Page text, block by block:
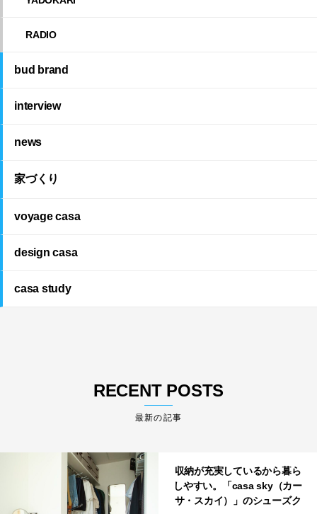
RADIO
bud brand
interview
news
家づくり
voyage casa
design casa
casa study
RECENT POSTS
最新の記事
収納が充実しているから暮ら
しやすい。「casa sky（カー
サ・スカイ）」のシューズク